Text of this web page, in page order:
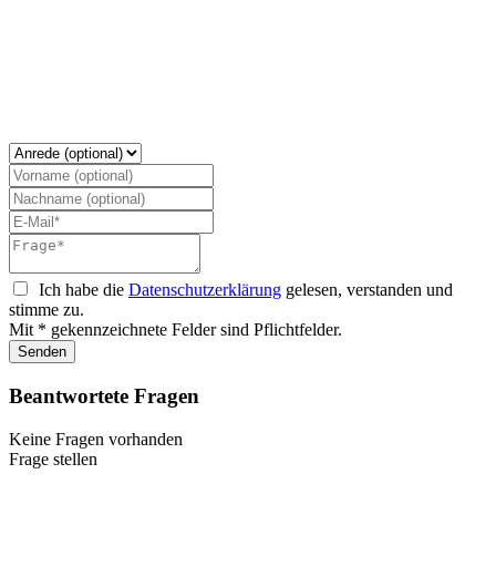
Ich habe die Datenschutzerklärung gelesen, verstanden und
stimme zu.
Mit * gekennzeichnete Felder sind Pflichtfelder.
Senden
Beantwortete Fragen
Keine Fragen vorhanden
Frage stellen